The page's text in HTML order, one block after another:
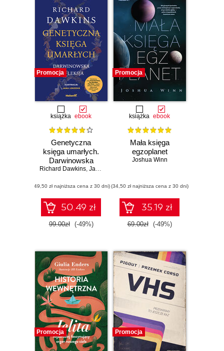
Promocja
książka ebook
Genetyczna
księga umarłych.
Darwinowska
refleksja
Richard Dawkins, Jana Lenzova
(49,50 zł najniższa cena z 30 dni)
50.49 zł
99.00zł (-49%)
Promocja
książka ebook
Mała księga
egzoplanet
Joshua Winn
(34,50 zł najniższa cena z 30 dni)
35.19 zł
69.00zł (-49%)
Promocja Promocja